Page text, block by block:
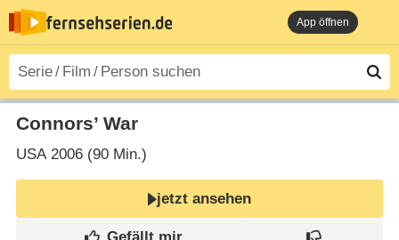
App öffnen
Connors’ War
USA2006 (90 Min.)
jetzt ansehen